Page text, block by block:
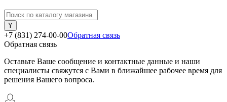
+7 (831) 274-00-00Обратная связь
Обратная связь
Оставьте Ваше сообщение и контактные данные и наши
специалисты свяжутся с Вами в ближайшее рабочее время для
решения Вашего вопроса.